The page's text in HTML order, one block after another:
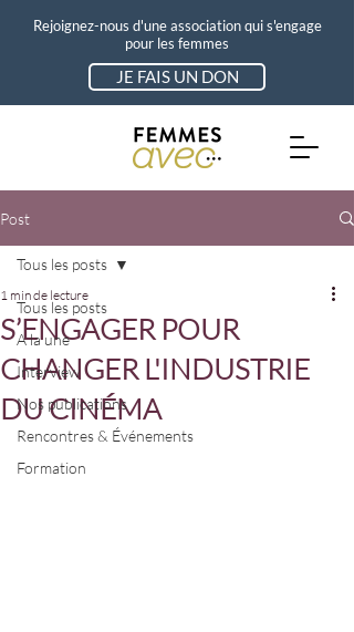
Rejoignez-nous d'une association qui s'engage
pour les femmes
JE FAIS UN DON
Post
Tous les posts
A la une
Interview
Nos publications
Rencontres & Événements
Formation
Tous les posts
S’ENGAGER POUR
CHANGER L'INDUSTRIE
DU CINÉMA
1 min de lecture